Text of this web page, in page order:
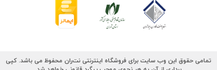
تمامی حقوق این وب سایت برای فروشگاه اینترنتی نت‌ران محفوظ می باشد. کپی